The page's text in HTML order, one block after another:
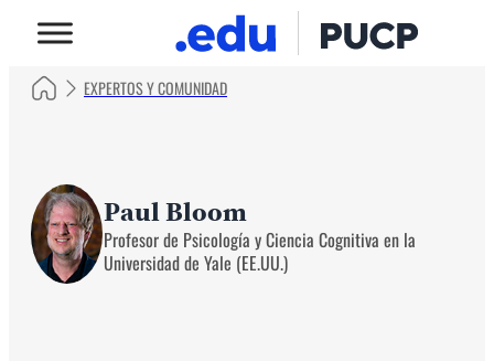
EXPERTOS Y COMUNIDAD
Paul Bloom
Profesor de Psicología y Ciencia Cognitiva en la
Universidad de Yale (EE.UU.)